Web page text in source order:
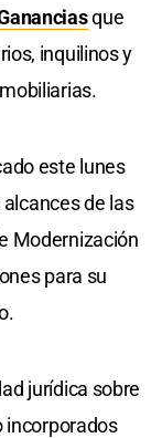
que
inquilinos y
este lunes
de las
Modernización
para su
jurídica sobre
incorporados